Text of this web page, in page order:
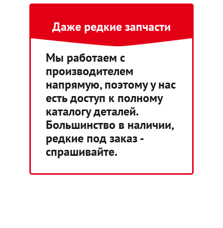
Даже редкие запчасти
Мы работаем с
производителем
напрямую, поэтому у нас
есть доступ к полному
каталогу деталей.
Большинство в наличии,
редкие под заказ -
спрашивайте.